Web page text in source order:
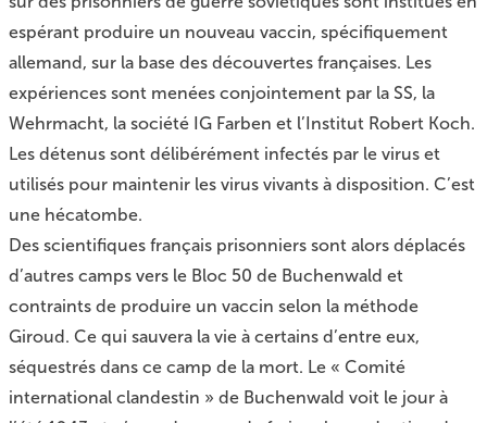
espérant produire un nouveau vaccin, spécifiquement
allemand, sur la base des découvertes françaises. Les
expériences sont menées conjointement par la SS, la
Wehrmacht, la société IG Farben et l’Institut Robert Koch.
Les détenus sont délibérément infectés par le virus et
utilisés pour maintenir les virus vivants à disposition. C’est
une hécatombe.
Des scientifiques français prisonniers sont alors déplacés
d’autres camps vers le Bloc 50 de Buchenwald et
contraints de produire un vaccin selon la méthode
Giroud. Ce qui sauvera la vie à certains d’entre eux,
séquestrés dans ce camp de la mort. Le « Comité
international clandestin » de Buchenwald voit le jour à